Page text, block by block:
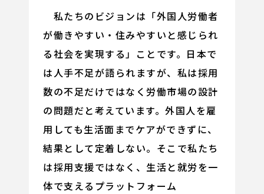
私たちのビジョンは「外国人労働者
が働きやすい・住みやすいと感じられ
る社会を実現する」ことです。日本で
は人手不足が語られますが、私は採用
数の不足だけではなく労働市場の設計
の問題だと考えています。外国人を雇
用しても生活面までケアができずに、
結果として定着しない。そこで私たち
は採用支援ではなく、生活と就労を一
体で支えるプラットフォーム